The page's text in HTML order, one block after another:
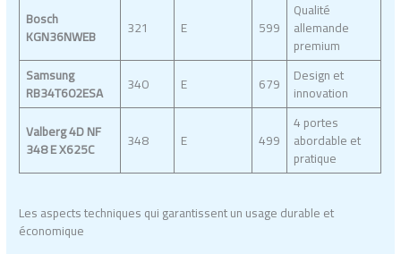
Bosch
KGN36NWEB 321 E 599
Qualité
allemande
premium
Samsung
RB34T602ESA 340 E 679 Design et
innovation
Valberg 4D NF
348 E X625C 348 E 499
4 portes
abordable et
pratique
Les aspects techniques qui garantissent un usage durable et
économique